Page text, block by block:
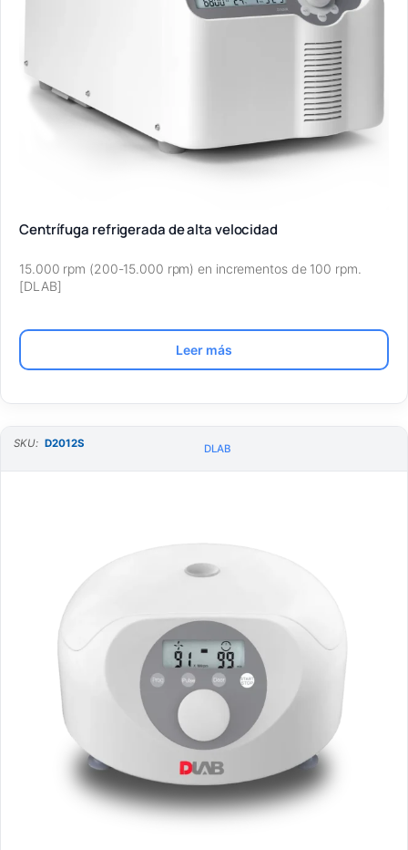
Centrífuga refrigerada de alta velocidad
15.000 rpm (200-15.000 rpm) en incrementos de 100 rpm.
[DLAB]
Leer más
SKU: D2012S DLAB